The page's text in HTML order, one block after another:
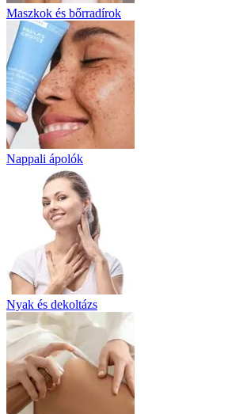
Maszkok és bőrradírok
Nappali ápolók
Nyak és dekoltázs